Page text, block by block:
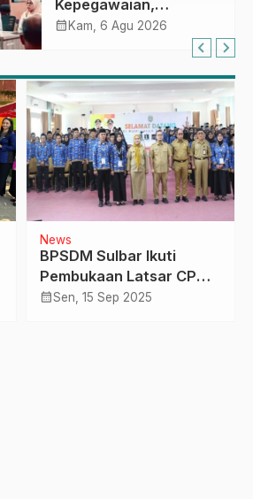
Perjanjian Tugas
Belajar 2026
Kepegawaian,
DPMPTSP Sulbar Siap
calendar_month Kam, 6 Agu 2026
News
BPSDM Sulbar Ikuti
Pembukaan Latsar CPNS
di Mamuju Tengah
calendar_monthSen, 15 Sep 2025